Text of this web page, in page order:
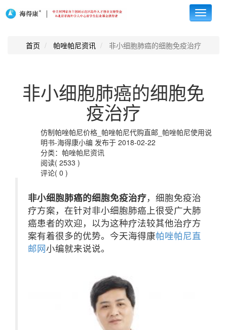
Toggle
首页 帕唑帕尼资讯 非小细胞肺癌的细胞免疫治疗
非小细胞肺癌的细胞免
疫治疗
仿制帕唑帕尼价格_帕唑帕尼代购直邮_帕唑帕尼使用说
明书-海得康小编 发布于 2018-02-22
分类：帕唑帕尼资讯
阅读( 2533 )
评论( 0 )
非小细胞肺癌的细胞免疫治疗，细胞免疫治
疗方案，在针对非小细胞肺癌上很受广大肺
癌患者的欢迎，以为这种疗法较其他治疗方
案有着很多的优势。今天海得康帕唑帕尼直
邮网小编就来说说。